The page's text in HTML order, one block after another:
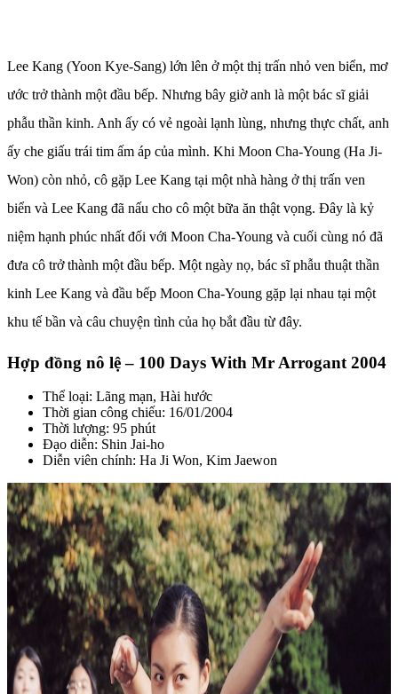
Lee Kang (Yoon Kye-Sang) lớn lên ở một thị trấn nhỏ ven biển, mơ
ước trở thành một đầu bếp. Nhưng bây giờ anh là một bác sĩ giải
phẫu thần kinh. Anh ấy có vẻ ngoài lạnh lùng, nhưng thực chất, anh
ấy che giấu trái tim ấm áp của mình. Khi Moon Cha-Young (Ha Ji-
Won) còn nhỏ, cô gặp Lee Kang tại một nhà hàng ở thị trấn ven
biển và Lee Kang đã nấu cho cô một bữa ăn thật vọng. Đây là kỷ
niệm hạnh phúc nhất đối với Moon Cha-Young và cuối cùng nó đã
đưa cô trở thành một đầu bếp. Một ngày nọ, bác sĩ phẫu thuật thần
kinh Lee Kang và đầu bếp Moon Cha-Young gặp lại nhau tại một
khu tế bần và câu chuyện tình của họ bắt đầu từ đây.
Hợp đồng nô lệ – 100 Days With Mr Arrogant 2004
Thể loại: Lãng mạn, Hài hước
Thời gian công chiếu: 16/01/2004
Thời lượng: 95 phút
Đạo diễn: Shin Jai-ho
Diễn viên chính: Ha Ji Won, Kim Jaewon